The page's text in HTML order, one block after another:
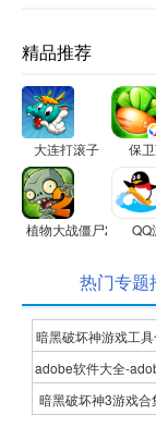
精品推荐
大连打滚子 保
植物大战僵尸2 QQ
热门专题
暗黑破坏神游戏工具
集
adobe软件大全-
全系列软件下载-
暗黑破坏神3游戏合